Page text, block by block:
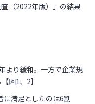
（2022年版）」の結果
り緩和。一方で企業規
図1、2】
満足としたのは6割